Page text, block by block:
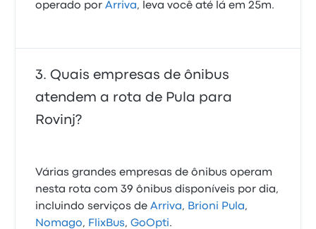
operado porArriva, leva você até lá em 25m.
Quais empresas de ônibus
atendem a rota de Pula para
Rovinj?
Várias grandes empresas de ônibus operam
nesta rota com 39 ônibus disponíveis por dia,
incluindo serviços deArriva, Brioni Pula,
Nomago, FlixBus,GoOpti.